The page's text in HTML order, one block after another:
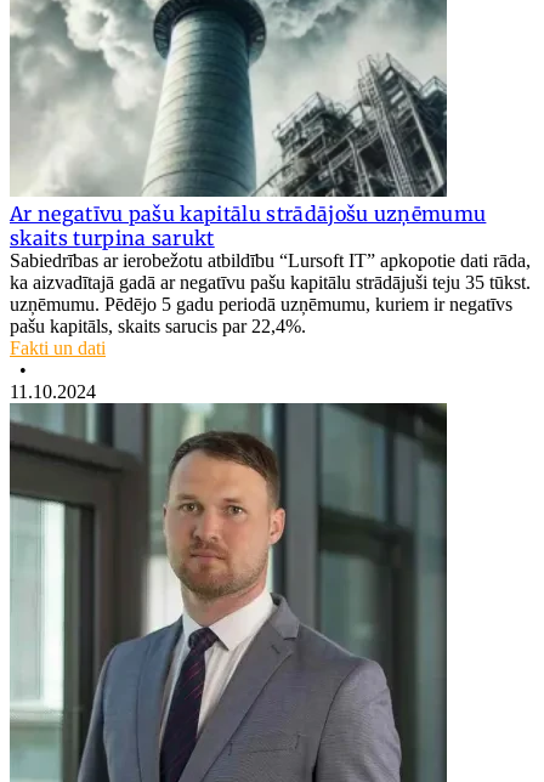
Ar negatīvu pašu kapitālu strādājošu uzņēmumu
skaits turpina sarukt
Sabiedrības ar ierobežotu atbildību “Lursoft IT” apkopotie dati rāda,
ka aizvadītajā gadā ar negatīvu pašu kapitālu strādājuši teju 35 tūkst.
uzņēmumu. Pēdējo 5 gadu periodā uzņēmumu, kuriem ir negatīvs
pašu kapitāls, skaits sarucis par 22,4%.
Fakti un dati
•
11.10.2024